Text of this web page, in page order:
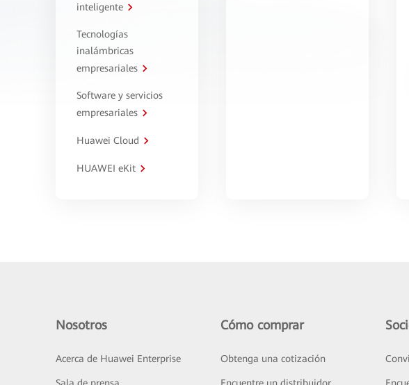
inteligente
Tecnologías
inalámbricas
empresariales
Software y servicios
empresariales
Huawei Cloud
HUAWEI eKit
Nosotros
Acerca de Huawei Enterprise
Cómo comprar
Obtenga una cotización